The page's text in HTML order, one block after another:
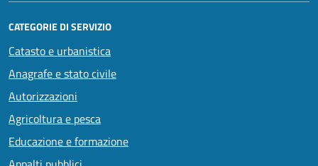
CATEGORIE DI SERVIZIO
Catasto e urbanistica
Anagrafe e stato civile
Autorizzazioni
Agricoltura e pesca
Educazione e formazione